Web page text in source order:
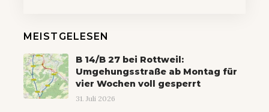
MEISTGELESEN
B 14/B 27 bei Rottweil:
Umgehungsstraße ab Montag für
vier Wochen voll gesperrt
31. Juli 2026